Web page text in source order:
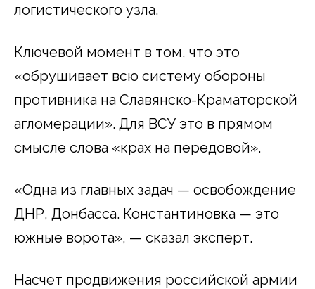
логистического узла.
Ключевой момент в том, что это
«обрушивает всю систему обороны
противника на Славянско-Краматорской
агломерации». Для ВСУ это в прямом
смысле слова «крах на передовой».
«Одна из главных задач — освобождение
ДНР, Донбасса. Константиновка — это
южные ворота», — сказал эксперт.
Насчет продвижения российской армии